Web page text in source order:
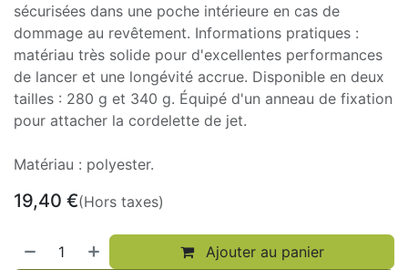
sécurisées dans une poche intérieure en cas de
dommage au revêtement. Informations pratiques :
matériau très solide pour d'excellentes performances
de lancer et une longévité accrue. Disponible en deux
tailles : 280 g et 340 g. Équipé d'un anneau de fixation
pour attacher la cordelette de jet.
Matériau : polyester.
19,40 €(Hors taxes)
Ajouter au panier